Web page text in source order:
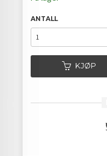
ANTALL
KJØP